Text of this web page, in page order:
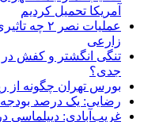
آمریکا تحمیل کردیم
عملیات
زارعی
تنگی انگشتر و کفش در
جدی؟
بورس تهران چگونه از
رضایی: یک درصد بودجه
غریب‌آبادی: دیپلماسی در